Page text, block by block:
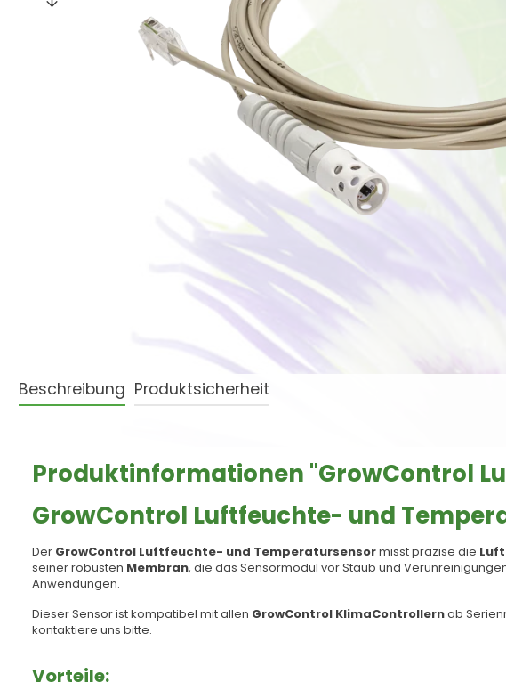
Beschreibung Produktsicherheit
Produktinformationen "GrowControl
GrowControl Luftfeuchte- und
Der GrowControl Luftfeuchte- und Temperatursensormisst präzise die
seiner robusten Membran, die das Sensormodul vor Staub und
Anwendungen.
Dieser Sensor ist kompatibel mit allen GrowControl KlimaControllernab
kontaktiere uns bitte.
Vorteile: